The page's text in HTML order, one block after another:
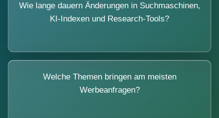
Wie lange dauern Änderungen in Suchmaschinen,
KI-Indexen und Research-Tools?
Welche Themen bringen am meisten
Werbeanfragen?